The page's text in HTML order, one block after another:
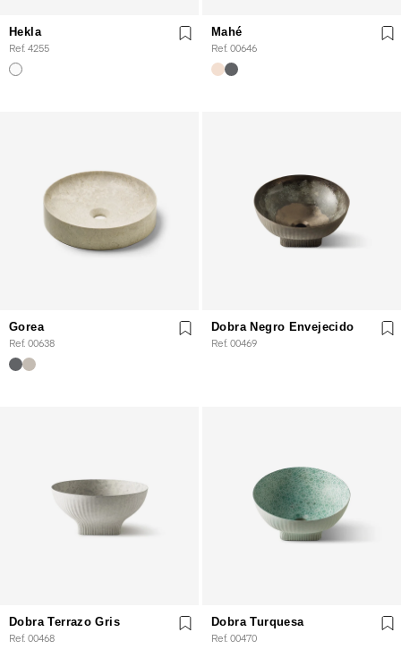
Hekla
Ref. 4255
Mahé
Ref. 00646
Gorea
Ref. 00638
Dobra Negro Envejecido
Ref. 00469
Dobra Terrazo Gris
Ref. 00468
Dobra Turquesa
Ref. 00470